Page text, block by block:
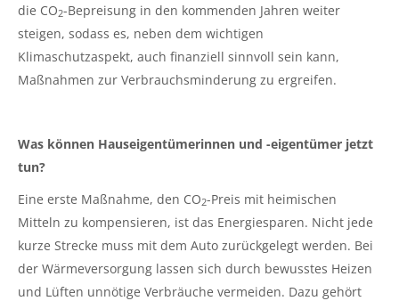
die CO2-Bepreisung in den kommenden Jahren weiter
steigen, sodass es, neben dem wichtigen
Klimaschutzaspekt, auch finanziell sinnvoll sein kann,
Maßnahmen zur Verbrauchsminderung zu ergreifen.
Was können Hauseigentümerinnen und -eigentümer jetzt
tun?
Eine erste Maßnahme, den CO2-Preis mit heimischen
Mitteln zu kompensieren, ist das Energiesparen. Nicht jede
kurze Strecke muss mit dem Auto zurückgelegt werden. Bei
der Wärmeversorgung lassen sich durch bewusstes Heizen
und Lüften unnötige Verbräuche vermeiden. Dazu gehört